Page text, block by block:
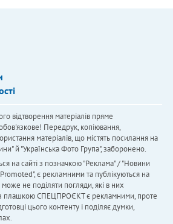
відтворення матеріалів пряме
Передрук, копіювання,
матеріалів, що містять посилання на
й "Українська Фото Група", заборонено.
на сайті з позначкою "Реклама" / "Новини
є рекламними та публікуються на
не поділяти погляди, які в них
з плашкою СПЕЦПРОЄКТ є рекламними, проте
цього контенту і поділяє думки,